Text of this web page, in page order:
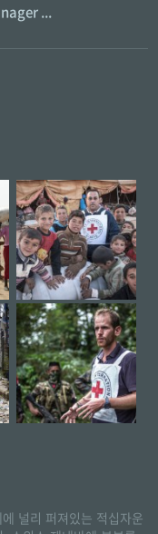
...
널리 퍼져있는 적십자운